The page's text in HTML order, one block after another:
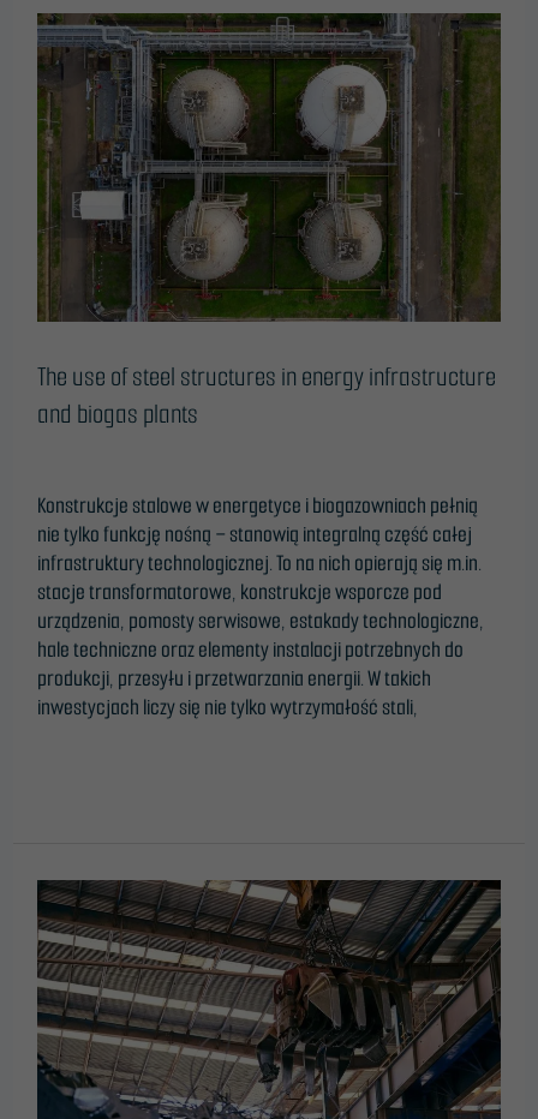
The use of steel structures in energy infrastructure
and biogas plants
Konstrukcje stalowe w energetyce i biogazowniach pełnią
nie tylko funkcję nośną – stanowią integralną część całej
infrastruktury technologicznej. To na nich opierają się m.in.
stacje transformatorowe, konstrukcje wsporcze pod
urządzenia, pomosty serwisowe, estakady technologiczne,
hale techniczne oraz elementy instalacji potrzebnych do
produkcji, przesyłu i przetwarzania energii. W takich
inwestycjach liczy się nie tylko wytrzymałość stali,
The
use
of
steel
structures
in
energy
infrastructure
and
biogas
plants
The
application
of
steel
construction
in
waste
incinerator